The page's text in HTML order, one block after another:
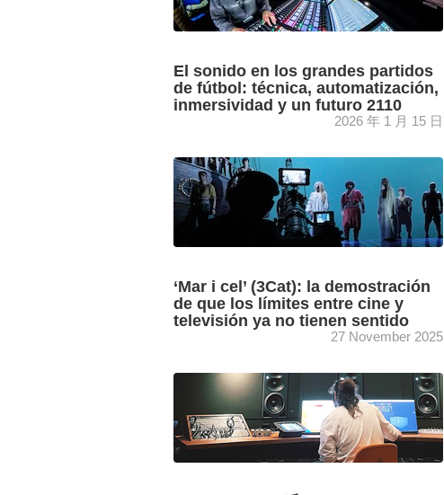
El sonido en los grandes partidos
de fútbol: técnica, automatización,
inmersividad y un futuro 2110
2026 年 1 月 15 日
Imanol Fernández Durán, técnico de sonido
en Grup Mediapro que ha trabajado para
encuentros de primer nivel de la UEFA
Champions League, LaLiga o ...
‘Mar i cel’ (3Cat): la demostración
de que los límites entre cine y
televisión ya no tienen sentido
27 November 2025
Paulí Subirà, Llorenç Gómez, Domenec
Gibert y Xavier Bonet trasladan todos los
detalles de la versión cinematográfica del
emblemático musical ‘Mar i cel’, una ...